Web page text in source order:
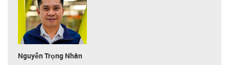
Nguyễn Trọng Nhân